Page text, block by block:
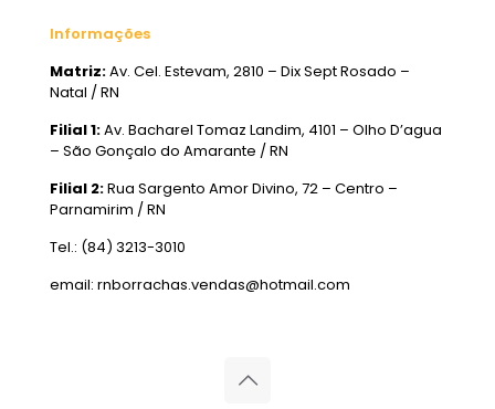
Informações
Matriz:Av. Cel. Estevam, 2810 – Dix Sept Rosado –
Natal / RN
Filial 1:Av. Bacharel Tomaz Landim, 4101 – Olho D’agua
– São Gonçalo do Amarante / RN
Filial 2:Rua Sargento Amor Divino, 72 – Centro –
Parnamirim / RN
Tel.: (84) 3213-3010
email: rnborrachas.vendas@hotmail.com